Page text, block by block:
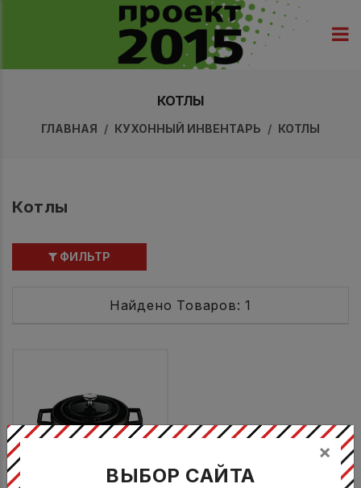
КОТЛЫ
ГЛАВНАЯ КУХОННЫЙ ИНВЕНТАРЬ КОТЛЫ
Котлы
ФИЛЬТР
Найдено Товаров: 1
×
ВЫБОР САЙТА